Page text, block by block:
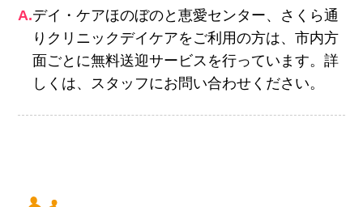
A.デイ・ケアほのぼのと恵愛センター、さくら通
りクリニックデイケアをご利用の方は、市内方
面ごとに無料送迎サービスを行っています。詳
しくは、スタッフにお問い合わせください。